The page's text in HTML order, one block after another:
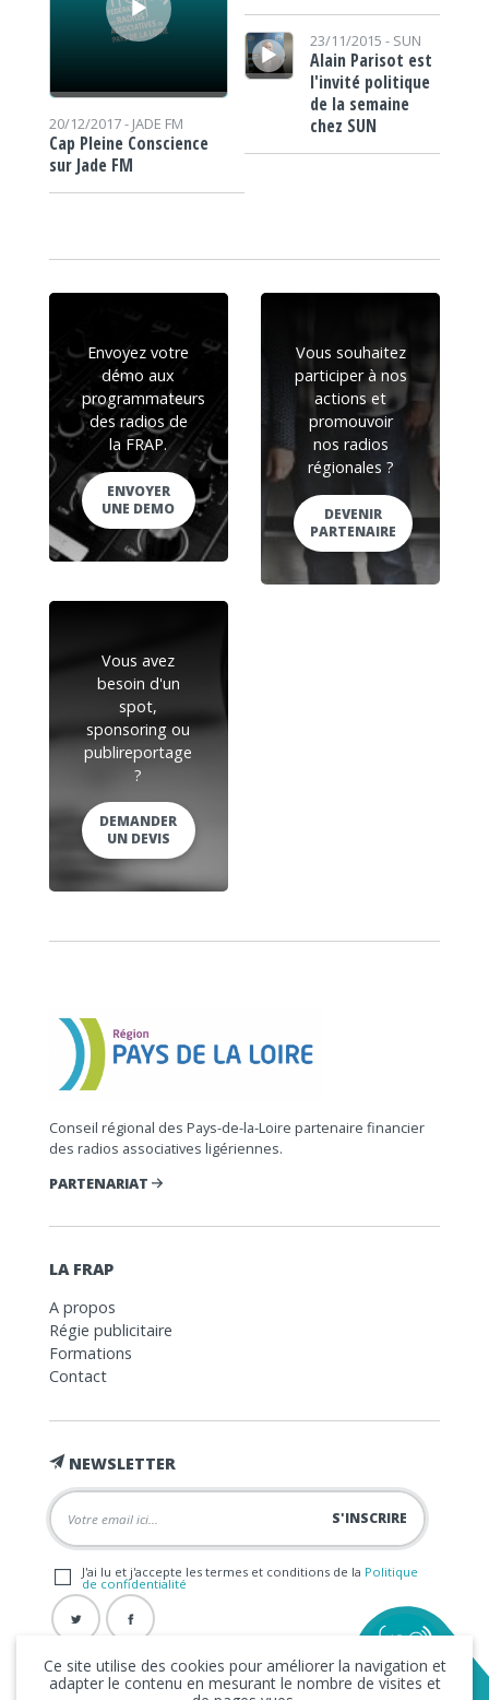
20/12/2017 - JADE FM
Cap Pleine Conscience
sur Jade FM
Lecteur audio
23/11/2015 - SUN
Alain Parisot est
l'invité politique
de la semaine
chez SUN
Envoyez votre
démo aux
programmateurs
des radios de
la FRAP.
ENVOYER
UNE DEMO
Vous souhaitez
participer à nos
actions et
promouvoir
nos radios
régionales ?
DEVENIR
PARTENAIRE
Vous avez
besoin d'un
spot,
sponsoring ou
publireportage
?
DEMANDER
UN DEVIS
Conseil régional des Pays-de-la-Loire partenaire financier
des radios associatives ligériennes.
PARTENARIAT
LA FRAP
A propos
Régie publicitaire
Formations
Contact
NEWSLETTER
J'ai lu et j'accepte les termes et conditions de la Politique
de confidentialité
Ce site utilise des cookies pour améliorer la navigation et
adapter le contenu en mesurant le nombre de visites et